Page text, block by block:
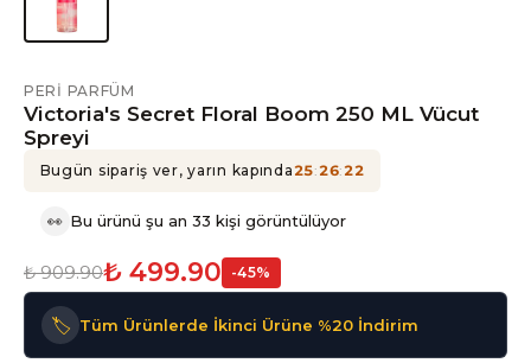
PERI PARFÜM
Victoria's Secret Floral Boom 250 ML Vücut
Spreyi
Bugün sipariş ver, yarın kapında25:26:22
👀 Bu ürünü şu an 33 kişi görüntülüyor
₺ 909.90₺ 499.90 -45%
🏷️ Tüm Ürünlerde İkinci Ürüne %20 İndirim